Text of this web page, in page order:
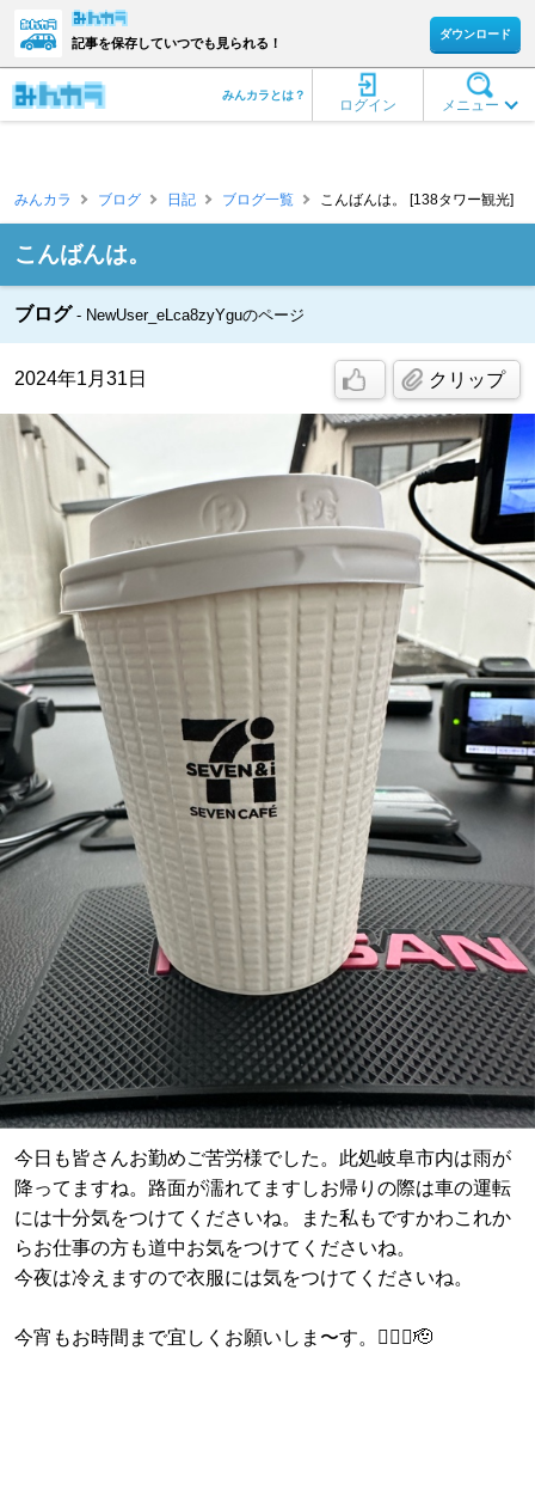
記事を保存していつでも見られる！
ダウンロード
メニュー
ログイン
みんカラとは？
みんカラ ブログ 日記 ブログ一覧 こんばんは。 [138タワー観光]
こんばんは。
ブログ NewUser_eLca8zyYguのページ
2024年1月31日 クリップ
今日も皆さんお勤めご苦労様でした。此処岐阜市内は雨が
降ってますね。路面が濡れてますしお帰りの際は車の運転
には十分気をつけてくださいね。また私もですかわこれか
らお仕事の方も道中お気をつけてくださいね。
今夜は冷えますので衣服には気をつけてくださいね。
今宵もお時間まで宜しくお願いしま〜す。🙇🏼‍♂️🫡